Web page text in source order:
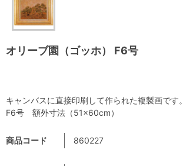
オリーブ園（ゴッホ） F6号
商品コード 860227
キャンバスに直接印刷して作られた複製画です。
F6号 額外寸法（51×60cm）